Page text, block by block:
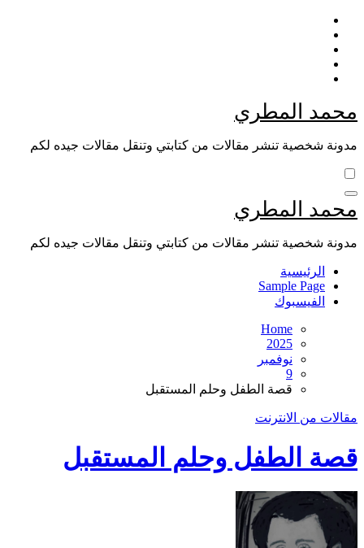
Skip
content
محمد المطري
مدونة شخصية تنشر مقالات من كتابتي وتنقل مقالات جيده لكم
محمد المطري
مدونة شخصية تنشر مقالات من كتابتي وتنقل مقالات جيده لكم
الرئيسية
Sample Page
الفيسبوك
Home
2025
نوفمبر
9
قصة الطفل وحلم المستقبل
مقالات من الانترنت
قصة الطفل وحلم المستقبل